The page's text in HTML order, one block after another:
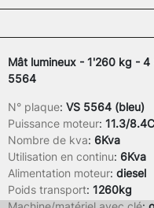
Mât lumineux - 1'260 kg -
5564
N° plaque: VS 5564 (bleu)
Puissance moteur: 11.3/
Nombre de kva: 6Kva
Utilisation en continu: 6Kva
Alimentation moteur: diesel
Poids transport: 1260kg